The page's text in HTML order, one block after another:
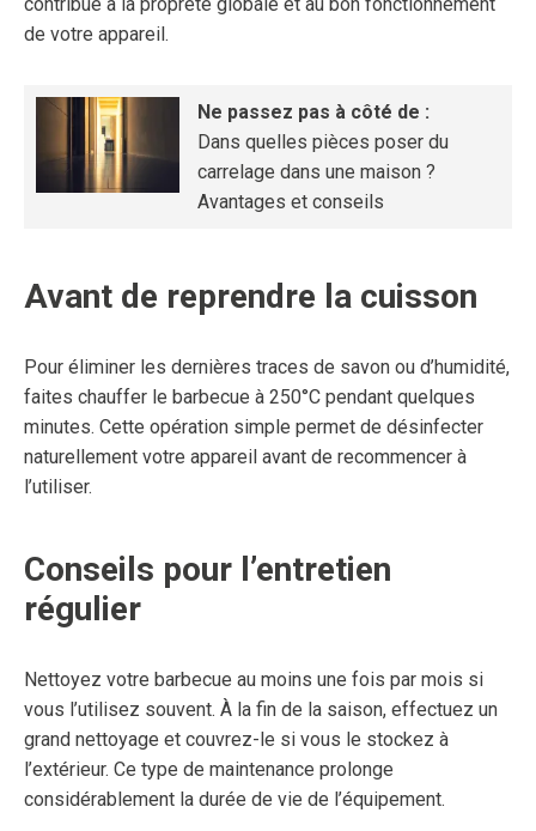
de votre appareil.
Ne passez pas à côté de :
Dans quelles pièces poser du
carrelage dans une maison ?
Avantages et conseils
Avant de reprendre la cuisson
Pour éliminer les dernières traces de savon ou d’humidité,
faites chauffer le barbecue à 250°C pendant quelques
minutes. Cette opération simple permet de désinfecter
naturellement votre appareil avant de recommencer à
l’utiliser.
Conseils pour l’entretien
régulier
Nettoyez votre barbecue au moins une fois par mois si
vous l’utilisez souvent. À la fin de la saison, effectuez un
grand nettoyage et couvrez-le si vous le stockez à
l’extérieur. Ce type de maintenance prolonge
considérablement la durée de vie de l’équipement.